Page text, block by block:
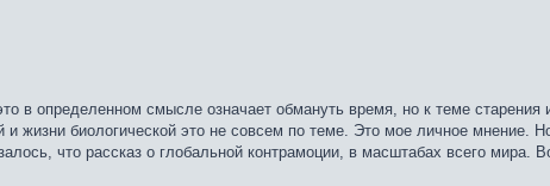
в определенном смысле означает обмануть время, но к теме старения
жизни биологической это не совсем по теме. Это мое личное мнение.
что рассказ о глобальной контрамоции, в масштабах всего